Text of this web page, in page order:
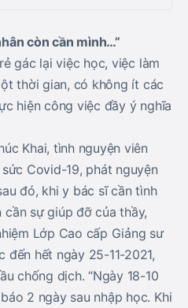
còn cần mình…”
gác lại việc học, việc làm
thời gian, có không ít các
hiện công việc đầy ý nghĩa
Khai, tình nguyện viên
Covid-19, phát nguyện
đó, khi y bác sĩ cần tình
cần sự giúp đỡ của thầy,
Lớp Cao cấp Giảng sư
đến hết ngày 25-11-2021,
chống dịch. “Ngày 18-10
2 ngày sau nhập học. Khi